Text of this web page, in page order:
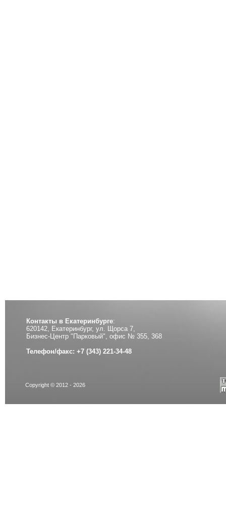
Контакты в Екатеринбурге:
620142, Екатеринбург, ул. Щорса 7,
Бизнес-Центр "Парковый", офис № 355, 368
Телефон/факс: +7 (343) 221-34-48
Copyright © 2012 - 2026